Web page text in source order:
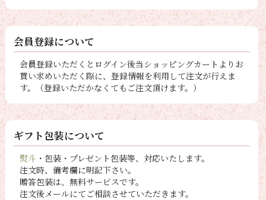
会員登録について
会員登録いただくとログイン後当ショッピングカートよりお
買い求めいただく際に、登録情報を利用して注文が行えま
す。（登録いただかなくてもご注文頂けます。）
ギフト包装について
熨斗 ・包装・プレゼント包装等、対応いたします。
注文時、備考欄に明記下さい。
贈答包装は、無料サービスです。
注文後メールにてご相談させていただきます。